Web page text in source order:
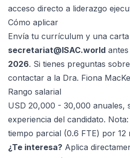
acceso directo a liderazgo
Cómo aplicar
Envía tu currículum y una
secretariat@ISAC.world
2026. Si tienes preguntas
contactar a la Dra. Fiona
Rango salarial
USD 20,000 - 30,000 anuales,
experiencia del candidato.
tiempo parcial (0.6 FTE) por 12
¿Te interesa? Aplica